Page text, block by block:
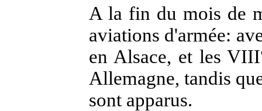
A la fin du mois de
aviations d'armée:
en Alsace, et les
Allemagne, tandis
sont apparus.